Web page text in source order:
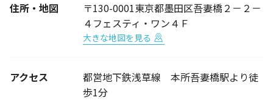
住所・地図
〒130-0001東京都墨田区吾妻橋２－２－
４フェスティ・ワン４Ｆ
大きな地図を見る
アクセス
都営地下鉄浅草線 本所吾妻橋駅より徒
歩1分